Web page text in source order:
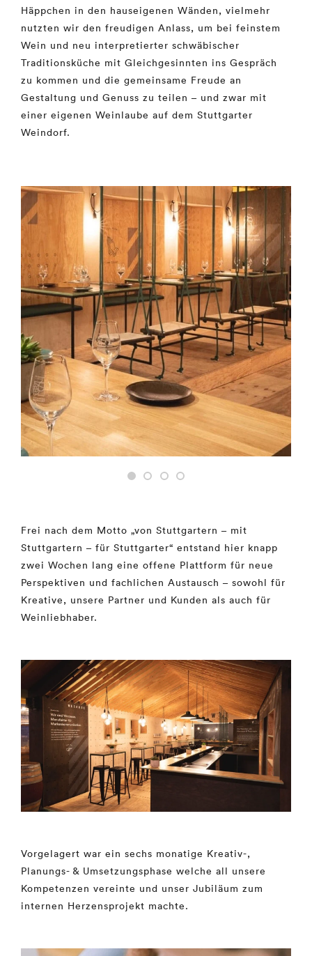
Häppchen in den hauseigenen Wänden, vielmehr
nutzten wir den freudigen Anlass, um bei feinstem
Wein und neu interpretierter schwäbischer
Traditionsküche mit Gleichgesinnten ins Gespräch
zu kommen und die gemeinsame Freude an
Gestaltung und Genuss zu teilen – und zwar mit
einer eigenen Weinlaube auf dem Stuttgarter
Weindorf.
Frei nach dem Motto „von Stuttgartern – mit
Stuttgartern – für Stuttgarter“ entstand hier knapp
zwei Wochen lang eine offene Plattform für neue
Perspektiven und fachlichen Austausch – sowohl für
Kreative, unsere Partner und Kunden als auch für
Weinliebhaber.
Vorgelagert war ein sechs monatige Kreativ-,
Planungs- & Umsetzungsphase welche all unsere
Kompetenzen vereinte und unser Jubiläum zum
internen Herzensprojekt machte.